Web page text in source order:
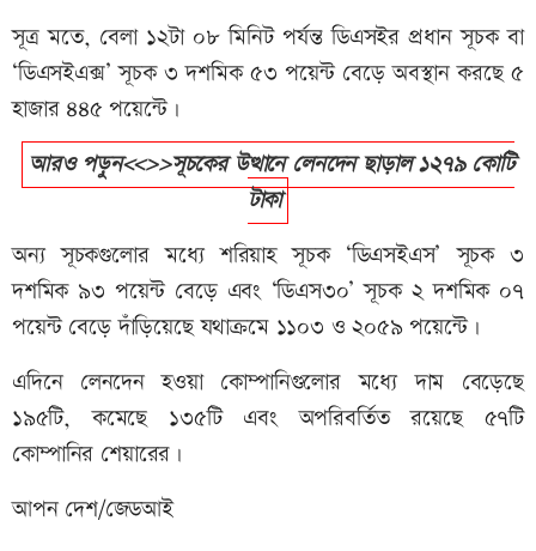
সূত্র মতে, বেলা ১২টা ০৮ মিনিট পর্যন্ত ডিএসইর প্রধান সূচক বা
‘ডিএসইএক্স’ সূচক ৩ দশমিক ৫৩ পয়েন্ট বেড়ে অবস্থান করছে ৫
হাজার ৪৪৫ পয়েন্টে।
আরও পড়ুন<<>>সূচকের উত্থানে লেনদেন ছাড়াল ১২৭৯ কোটি
টাকা
অন্য সূচকগুলোর মধ্যে শরিয়াহ সূচক ‘ডিএসইএস’ সূচক ৩
দশমিক ৯৩ পয়েন্ট বেড়ে এবং ‘ডিএস৩০’ সূচক ২ দশমিক ০৭
পয়েন্ট বেড়ে দাঁড়িয়েছে যথাক্রমে ১১০৩ ও ২০৫৯ পয়েন্টে।
এদিনে লেনদেন হওয়া কোম্পানিগুলোর মধ্যে দাম বেড়েছে
১৯৫টি, কমেছে ১৩৫টি এবং অপরিবর্তিত রয়েছে ৫৭টি
কোম্পানির শেয়ারের।
আপন দেশ/জেডআই